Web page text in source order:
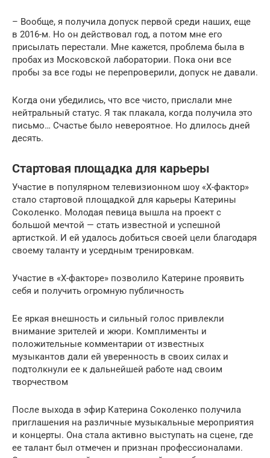
– Вообще, я получила допуск первой среди наших, еще
в 2016-м. Но он действовал год, а потом мне его
присылать перестали. Мне кажется, проблема была в
пробах из Московской лаборатории. Пока они все
пробы за все годы не перепроверили, допуск не давали.
Когда они убедились, что все чисто, прислали мне
нейтральный статус. Я так плакала, когда получила это
письмо… Счастье было невероятное. Но длилось дней
десять.
Стартовая площадка для карьеры
Участие в популярном телевизионном шоу «Х-фактор»
стало стартовой площадкой для карьеры Катерины
Соколенко. Молодая певица вышла на проект с
большой мечтой — стать известной и успешной
артисткой. И ей удалось добиться своей цели благодаря
своему таланту и усердным тренировкам.
Участие в «Х-факторе» позволило Катерине проявить
себя и получить огромную публичность
Ее яркая внешность и сильный голос привлекли
внимание зрителей и жюри. Комплименты и
положительные комментарии от известных
музыкантов дали ей уверенность в своих силах и
подтолкнули ее к дальнейшей работе над своим
творчеством
После выхода в эфир Катерина Соколенко получила
приглашения на различные музыкальные мероприятия
и концерты. Она стала активно выступать на сцене, где
ее талант был отмечен и признан профессионалами.